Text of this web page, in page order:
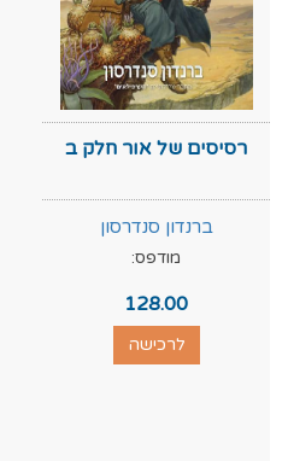
רסיסים של אור חלק ב
ברנדון סנדרסון
מודפס:
128.00
לרכישה